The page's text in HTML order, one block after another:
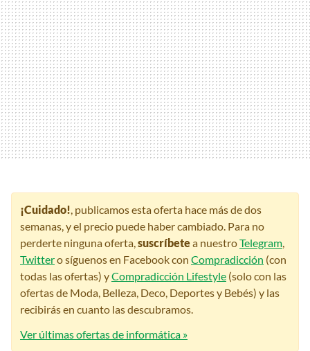
¡Cuidado!, publicamos esta oferta hace más de dos
semanas, y el precio puede haber cambiado. Para no
perderte ninguna oferta,suscríbetea nuestroTelegram,
Twittero síguenos en Facebook con Compradicción (con
todas las ofertas) yCompradicción Lifestyle (solo con las
ofertas de Moda, Belleza, Deco, Deportes y Bebés) y las
recibirás en cuanto las descubramos.
Ver últimas ofertas de informática »